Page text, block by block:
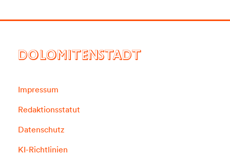
DOLOMITENSTADT
Impressum
Redaktionsstatut
Datenschutz
KI-Richtlinien